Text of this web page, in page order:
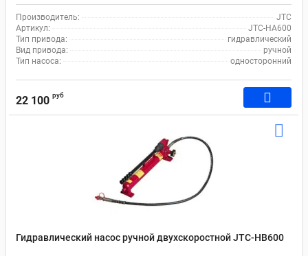
Производитель:
JTC
Артикул:
JTC-HA600
Тип привода:
гидравлический
Вид привода:
ручной
Тип насоса:
односторонний
22 100 руб
Гидравлический насос ручной двухскоростной JTC-HB600